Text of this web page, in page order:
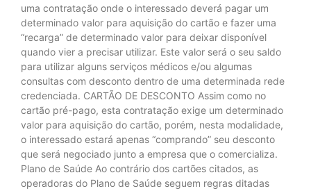
uma contratação onde o interessado deverá pagar um
determinado valor para aquisição do cartão e fazer uma
“recarga” de determinado valor para deixar disponível
quando vier a precisar utilizar. Este valor será o seu saldo
para utilizar alguns serviços médicos e/ou algumas
consultas com desconto dentro de uma determinada rede
credenciada. CARTÃO DE DESCONTO Assim como no
cartão pré-pago, esta contratação exige um determinado
valor para aquisição do cartão, porém, nesta modalidade,
o interessado estará apenas “comprando” seu desconto
que será negociado junto a empresa que o comercializa.
Plano de Saúde Ao contrário dos cartões citados, as
operadoras do Plano de Saúde seguem regras ditadas